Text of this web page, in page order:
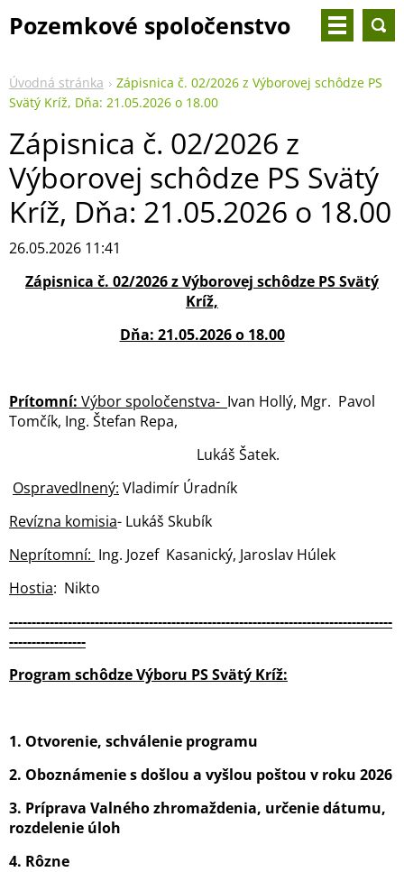
Pozemkové spoločenstvo
Úvodná stránka
Zápisnica č. 02/2026 z Výborovej schôdze PS
Svätý Kríž, Dňa: 21.05.2026 o 18.00
Zápisnica č. 02/2026 z
Výborovej schôdze PS Svätý
Kríž, Dňa: 21.05.2026 o 18.00
26.05.2026 11:41
Zápisnica č. 02/2026 z Výborovej schôdze PS Svätý
Kríž,
Dňa: 21.05.2026 o 18.00
Prítomní: Výbor spoločenstva- Ivan Hollý, Mgr. Pavol
Tomčík, Ing. Štefan Repa,
Lukáš Šatek.
Ospravedlnený: Vladimír Úradník
Revízna komisia- Lukáš Skubík
Neprítomní: Ing. Jozef Kasanický, Jaroslav Húlek
Hostia: Nikto
-------------------------------------------------------------------------------------
-----------------
Program schôdze Výboru PS Svätý Kríž:
1. Otvorenie, schválenie programu
2. Oboznámenie s došlou a vyšlou poštou v roku 2026
3. Príprava Valného zhromaždenia, určenie dátumu,
rozdelenie úloh
4. Rôzne